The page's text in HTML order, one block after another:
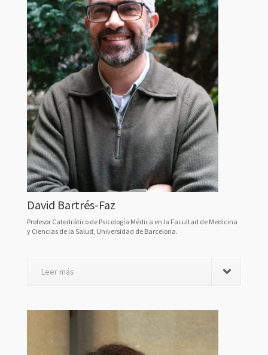
David Bartrés-Faz
Profesor Catedrático de Psicología Médica en la Facultad de Medicina
y Ciencias de la Salud, Universidad de Barcelona.
Leer más